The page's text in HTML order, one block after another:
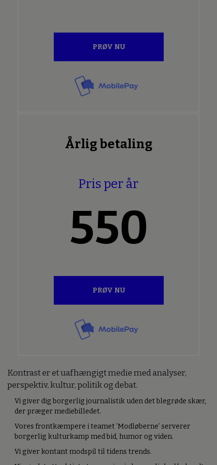
PRØV NU
Årlig betaling
Pris per år
550
PRØV NU
Kontrast er et uafhængigt medie med analyser,
perspektiv, kultur, politik og debat.
Vi giver dig borgerlig journalistik uden det blegrøde skær,
der præger mediebilledet.
Vores frontkæmpere i teamet ’Modløberne’ serverer
borgerlig kulturkamp med bid, humor og viden.
Vi giver kontant modspil til tidens trends.